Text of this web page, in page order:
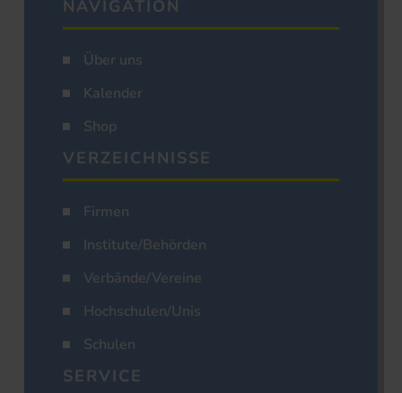
NAVIGATION
Über uns
Kalender
Shop
VERZEICHNISSE
Firmen
Institute/Behörden
Verbände/Vereine
Hochschulen/Unis
Schulen
SERVICE